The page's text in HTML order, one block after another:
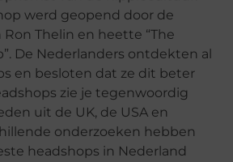
werd geopend door de
Thelin en heette “The
De Nederlanders ontdekten al
en besloten dat ze dit beter
zie je tegenwoordig
uit de UK, de USA en
onderzoeken hebben
headshops in Nederland